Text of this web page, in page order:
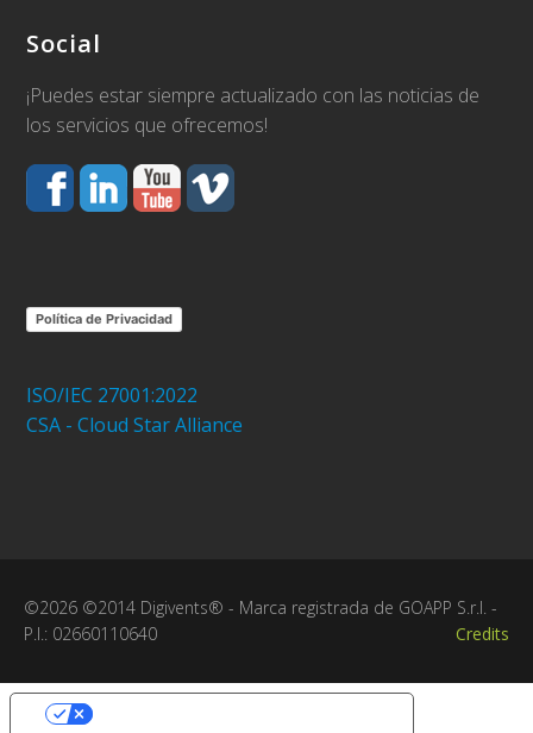
Social
¡Puedes estar siempre actualizado con las noticias de
los servicios que ofrecemos!
Política de Privacidad
ISO/IEC 27001:2022
CSA - Cloud Star Alliance
©2026 ©2014 Digivents® - Marca registrada de GOAPP S.r.l. -
P.I.: 02660110640
Credits
Sus opciones de privacidad